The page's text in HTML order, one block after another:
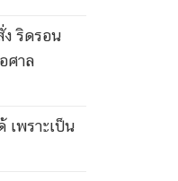
ริดรอน
ศาล
เพราะเป็น